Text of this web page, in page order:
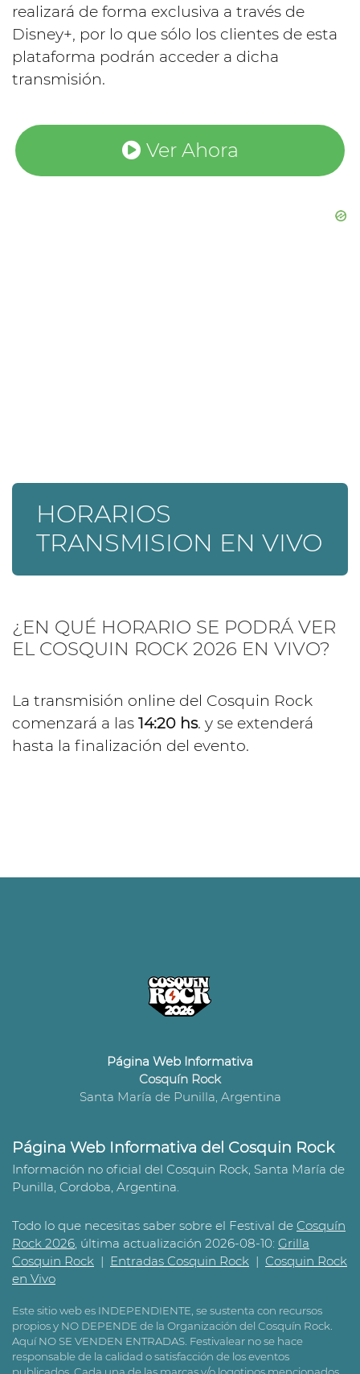
realizará de forma exclusiva a través de
Disney+, por lo que sólo los clientes de esta
plataforma podrán acceder a dicha
transmisión.
Ver Ahora
HORARIOS
TRANSMISION EN VIVO
¿EN QUÉ HORARIO SE PODRÁ VER
EL COSQUIN ROCK 2026 EN VIVO?
La transmisión online del Cosquin Rock
comenzará a las 14:20 hs. y se extenderá
hasta la finalización del evento.
Página Web Informativa
Cosquín Rock
Santa María de Punilla, Argentina
Página Web Informativa del Cosquin Rock
Información no oficial del Cosquin Rock, Santa María de
Punilla, Cordoba, Argentina.
Todo lo que necesitas saber sobre el Festival de Cosquín
Rock 2026, última actualización 2026-08-10: Grilla
Cosquin Rock | Entradas Cosquin Rock | Cosquin Rock
en Vivo
Este sitio web es INDEPENDIENTE, se sustenta con recursos
propios y NO DEPENDE de la Organización del Cosquín Rock.
Aquí NO SE VENDEN ENTRADAS. Festivalear no se hace
responsable de la calidad o satisfacción de los eventos
publicados. Cada una de las marcas y/o logotipos mencionados